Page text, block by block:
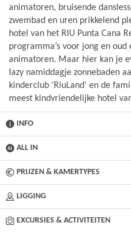
animatoren, bruisende
zwembad en uren prikkelend
hotel van het RIU Punta Cana
programma’s voor jong en
animatoren. Maar hier kan je
lazy namiddagje zonnebaden
kinderclub 'RiuLand' en de
meest kindvriendelijke hotel
INFO
ALL IN
PRIJZEN & KAMERTYPES
LIGGING
EXCURSIES & ACTIVITEITEN